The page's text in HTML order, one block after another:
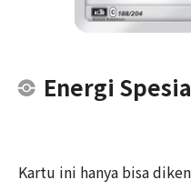
Energi
Kartu ini hanya bisa